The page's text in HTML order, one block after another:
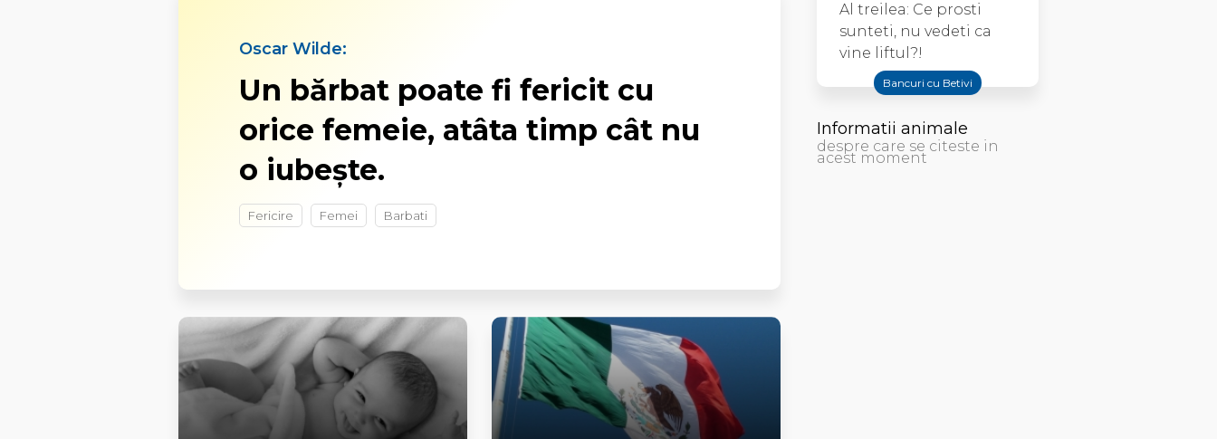
Oscar Wilde:
Un bărbat poate fi fericit cu
orice femeie, atâta timp cât nu
o iubește.
Fericire Femei Barbati
Al treilea: Ce prosti
sunteti, nu vedeti ca
vine liftul?!
Bancuri cu Betivi
Informatii animale
despre care se citeste in
acest moment